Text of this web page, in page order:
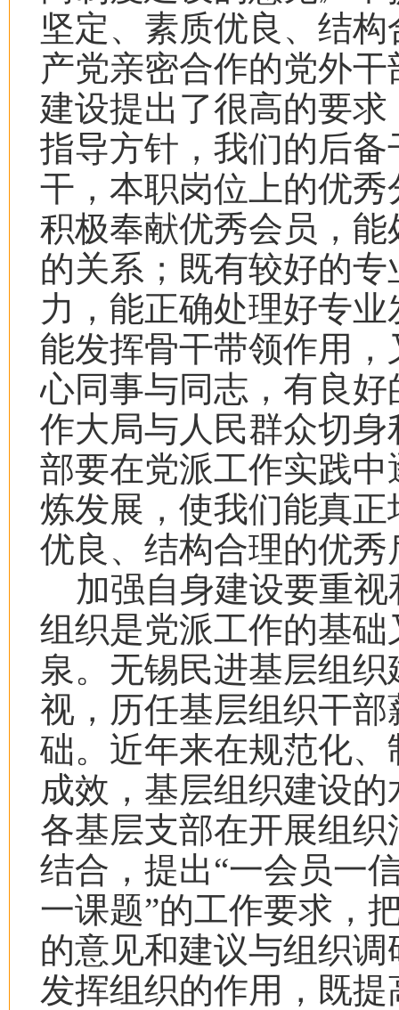
坚定、素质优良、结
产党亲密合作的党外
建设提出了很高的要
指导方针，我们的后
干，本职岗位上的优
积极奉献优秀会员，
的关系；既有较好的
力，能正确处理好专
能发挥骨干带领作用
心同事与同志，有良
作大局与人民群众切
部要在党派工作实践
炼发展，使我们能真
优良、结构合理的优秀
加强自身建设要重
组织是党派工作的基
泉。无锡民进基层组
视，历任基层组织干
础。近年来在规范化
成效，基层组织建设
各基层支部在开展组
结合，提出“一会员一
一课题”的工作要求，
的意见和建议与组织
发挥组织的作用，既